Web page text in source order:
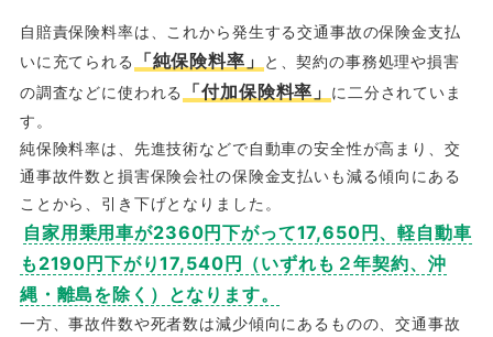
自賠責保険料率は、これから発生する交通事故の保険金支払
いに充てられる
「純保険料率」
と、契約の事務処理や損害
の調査などに使われる
「付加保険料率」
に二分されていま
す。
純保険料率は、先進技術などで自動車の安全性が高まり、交
通事故件数と損害保険会社の保険金支払いも減る傾向にある
ことから、引き下げとなりました。
自家用乗用車が2360円下がって17,650円、軽自動車
も2190円下がり17,540円（いずれも２年契約、沖
縄・離島を除く）となります。
一方、事故件数や死者数は減少傾向にあるものの、交通事故